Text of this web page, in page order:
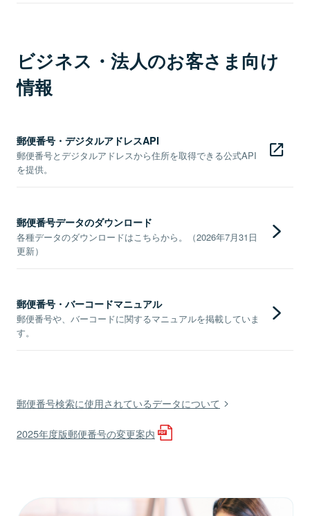
ビジネス・法人のお客さま向け
情報
郵便番号・デジタルアドレスAPI
郵便番号とデジタルアドレスから住所を取得できる公式API
を提供。
郵便番号データのダウンロード
各種データのダウンロードはこちらから。（2026年7月31日
更新）
郵便番号・バーコードマニュアル
郵便番号や、バーコードに関するマニュアルを掲載していま
す。
郵便番号検索に使用されているデータについて
2025年度版郵便番号の変更案内